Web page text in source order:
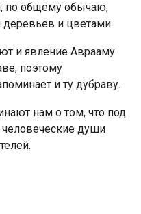
по общему обычаю,
и цветами.
и явление Аврааму
поэтому
и ту дубраву.
нам о том, что под
души